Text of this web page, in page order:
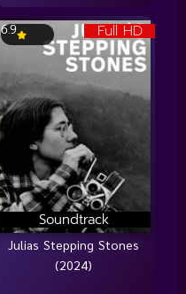
Full HD
Soundtrack
6.9
Julias Stepping Stones
(2024)